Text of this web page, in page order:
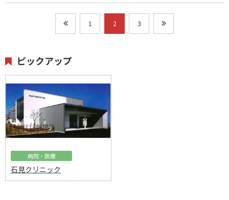
1 2 3
ピックアップ
病院・医療
石見クリニック